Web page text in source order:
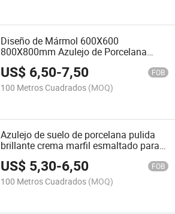
Diseño de Mármol 600X600
800X800mm Azulejo de Porcelana
para Piso de Vestíbulo
US$ 6,50-7,50 FOB
100 Metros Cuadrados (MOQ)
Azulejo de suelo de porcelana pulida
brillante crema marfil esmaltado para
hotel
US$ 5,30-6,50 FOB
100 Metros Cuadrados (MOQ)